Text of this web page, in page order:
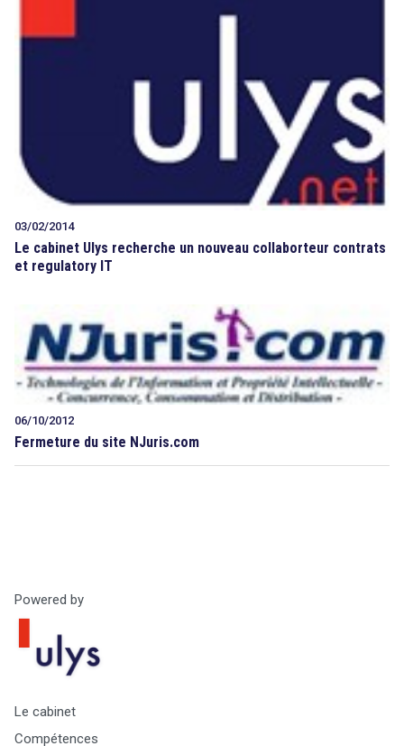
03/02/2014
Le cabinet Ulys recherche un nouveau collaborteur contrats
et regulatory IT
06/10/2012
Fermeture du site NJuris.com
Powered by
Le cabinet
Compétences